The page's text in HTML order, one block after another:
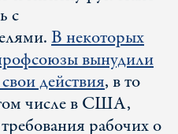
с
В некоторых
вынудили
действия, в то
числе в США,
рабочих о